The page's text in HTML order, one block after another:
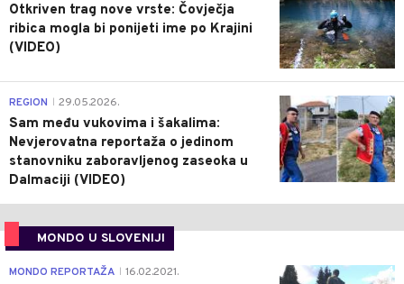
Otkriven trag nove vrste: Čovječja
ribica mogla bi ponijeti ime po Krajini
(VIDEO)
0
REGION 29.05.2026.
Sam među vukovima i šakalima:
Nevjerovatna reportaža o jedinom
stanovniku zaboravljenog zaseoka u
Dalmaciji (VIDEO)
MONDO U SLOVENIJI
4
MONDO REPORTAŽA 16.02.2021.